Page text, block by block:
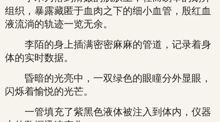
组织，暴露藏匿于血肉之下的细小血管，殷红血
液流淌的轨迹一览无余。
李陌的身上插满密密麻麻的管道，记录着身
体的实时数据。
昏暗的光亮中，一双绿色的眼瞳分外显眼，
闪烁着愉悦的光芒。
一管填充了紫黑色液体被注入到体内，仪器